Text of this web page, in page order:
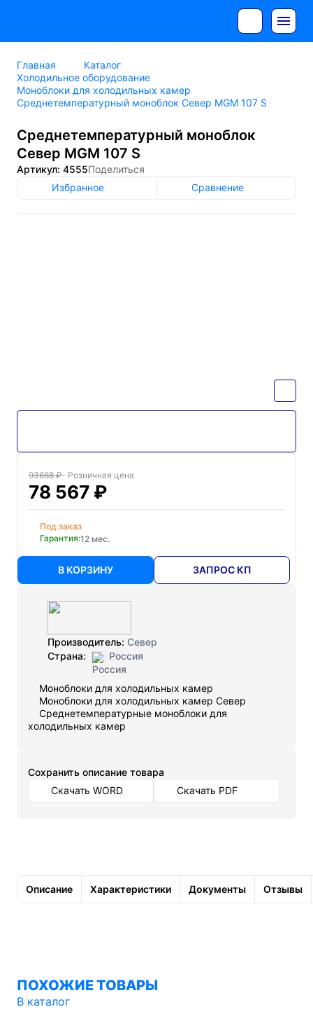
Главная
Каталог
Холодильное оборудование
Моноблоки для холодильных камер
Среднетемпературный моноблок Север MGM 107 S
Среднетемпературный моноблок
Север MGM 107 S
Артикул: 4555Поделиться
Избранное
Сравнение
93668 ₽- Розничная цена
78 567 ₽
Под заказ
Гарантия:12 мес.
В КОРЗИНУ ЗАПРОС КП
Производитель: Север
Страна:
Россия
Моноблоки для холодильных камер
Моноблоки для холодильных камер Север
Среднетемпературные моноблоки для
холодильных камер
Cохранить описание товара
Скачать WORD
Скачать PDF
Описание Характеристики Документы Отзывы
ПОХОЖИЕ ТОВАРЫ
В каталог